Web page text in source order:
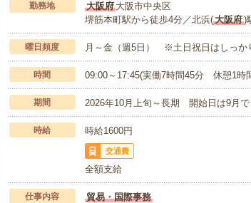
勤務地 大阪府大阪市中央区
堺筋本町駅から徒歩4分／北浜(大阪府)
曜日頻度 月～金（週5日） ※土日祝日はしっか
時間 09:00～17:45(実働7時間45分 休憩1時
期間 2026年10月上旬～長期 開始日は9月
時給 時給1600円
交通費
全額支給
仕事内容
貿易・国際事務